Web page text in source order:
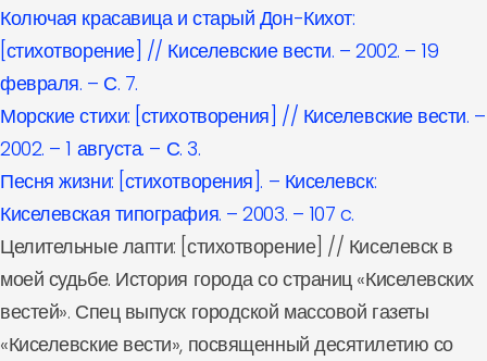
Колючая красавица и старый Дон-Кихот:
[стихотворение] // Киселевские вести. – 2002. – 19
февраля. – С. 7.
Морские стихи: [стихотворения] // Киселевские вести. –
2002. – 1 августа. – С. 3.
Песня жизни: [стихотворения]. – Киселевск:
Киселевская типография. – 2003. – 107 c.
Целительные лапти: [стихотворение] // Киселевск в
моей судьбе. История города со страниц «Киселевских
вестей». Спец выпуск городской массовой газеты
«Киселевские вести», посвященный десятилетию со